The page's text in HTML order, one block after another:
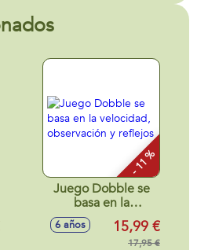
- 11 %
Juego Dobble se
basa en la
velocidad,
observación y
6 años 15,99 €
17,95 €